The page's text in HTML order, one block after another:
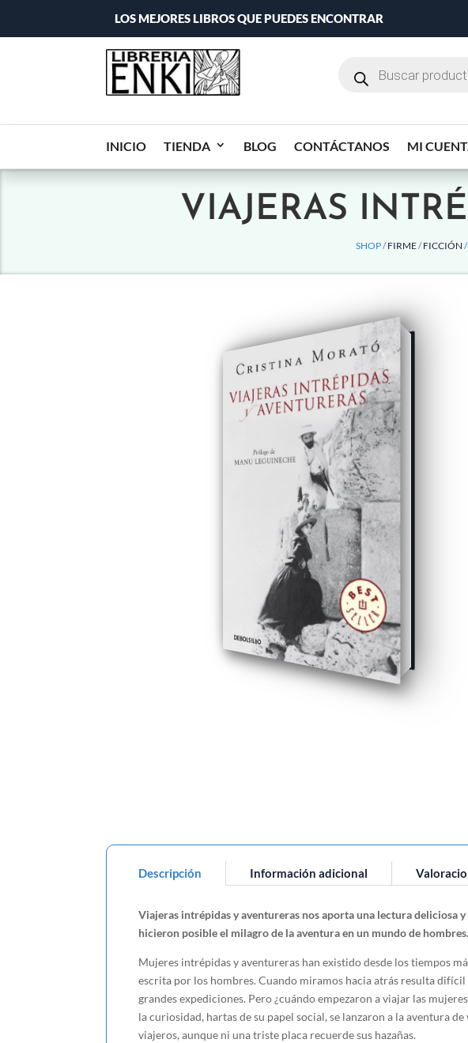
LOS MEJORES LIBROS QUE PUEDES ENCONTRAR
INICIO TIENDA BLOG CONTÁCTANOS MI
VIAJERAS
SHOP /FIRME/FICCIÓN /
Descripción Información adicional
Viajeras intrépidas y aventureras nos aporta una lectura deliciosa
hicieron posible el milagro de la aventura en un mundo de hombres.
Mujeres intrépidas y aventureras han existido desde los tiempos
escrita por los hombres. Cuando miramos hacia atrás resulta
grandes expediciones. Pero ¿cuándo empezaron a viajar las
la curiosidad, hartas de su papel social, se lanzaron a la aventura
viajeros, aunque ni una triste placa recuerde sus hazañas.